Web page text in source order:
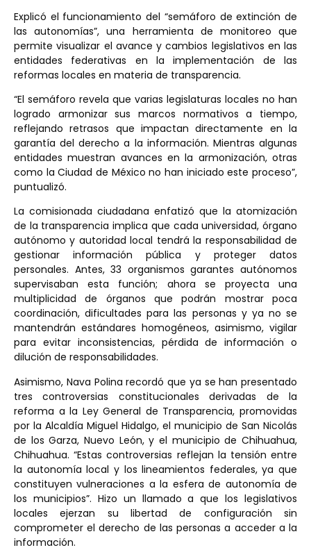
Explicó el funcionamiento del “semáforo de extinción de
las autonomías”, una herramienta de monitoreo que
permite visualizar el avance y cambios legislativos en las
entidades federativas en la implementación de las
reformas locales en materia de transparencia.
“El semáforo revela que varias legislaturas locales no han
logrado armonizar sus marcos normativos a tiempo,
reflejando retrasos que impactan directamente en la
garantía del derecho a la información. Mientras algunas
entidades muestran avances en la armonización, otras
como la Ciudad de México no han iniciado este proceso”,
puntualizó.
La comisionada ciudadana enfatizó que la atomización
de la transparencia implica que cada universidad, órgano
autónomo y autoridad local tendrá la responsabilidad de
gestionar información pública y proteger datos
personales. Antes, 33 organismos garantes autónomos
supervisaban esta función; ahora se proyecta una
multiplicidad de órganos que podrán mostrar poca
coordinación, dificultades para las personas y ya no se
mantendrán estándares homogéneos, asimismo, vigilar
para evitar inconsistencias, pérdida de información o
dilución de responsabilidades.
Asimismo, Nava Polina recordó que ya se han presentado
tres controversias constitucionales derivadas de la
reforma a la Ley General de Transparencia, promovidas
por la Alcaldía Miguel Hidalgo, el municipio de San Nicolás
de los Garza, Nuevo León, y el municipio de Chihuahua,
Chihuahua. “Estas controversias reflejan la tensión entre
la autonomía local y los lineamientos federales, ya que
constituyen vulneraciones a la esfera de autonomía de
los municipios”. Hizo un llamado a que los legislativos
locales ejerzan su libertad de configuración sin
comprometer el derecho de las personas a acceder a la
información.